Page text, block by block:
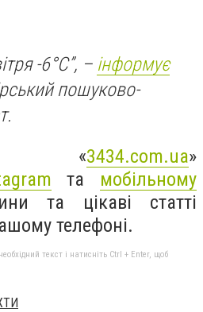
-6°С”, – інформує
пошуково-
«3434.com.ua»
та мобільному
та цікаві статті
телефоні.
текст і натисніть Ctrl + Enter, щоб